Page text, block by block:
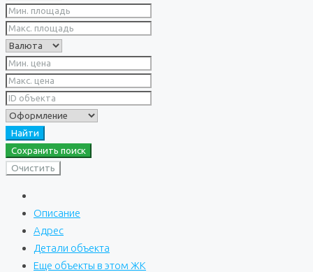
Найти
Сохранить поиск
Очистить
Описание
Адрес
Детали объекта
Еще объекты в этом ЖК